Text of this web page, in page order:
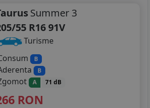
Summer 3
55 R16 91V
Turisme
B
B
A 71 dB
RON